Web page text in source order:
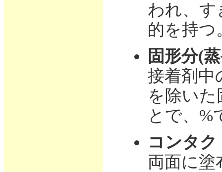
われ、す
的を持つ
固形分(
接着剤中
を除い
とで、%
コンタ
両面に塗